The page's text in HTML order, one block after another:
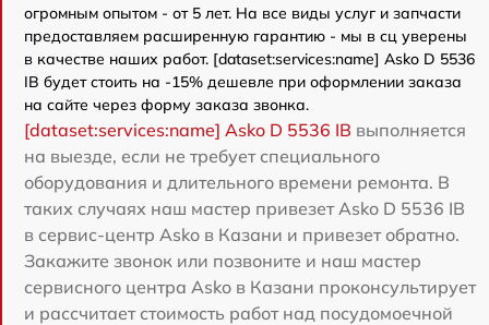
огромным опытом - от 5 лет. На все виды услуг и запчасти
предоставляем расширенную гарантию - мы в сц уверены
в качестве наших работ. [dataset:services:name] Asko D 5536
IB будет стоить на -15% дешевле при оформлении заказа
на сайте через форму заказа звонка.
[dataset:services:name] Asko D 5536 IB выполняется
на выезде, если не требует специального
оборудования и длительного времени ремонта. В
таких случаях наш мастер привезет Asko D 5536 IB
в сервис-центр Asko в Казани и привезет обратно.
Закажите звонок или позвоните и наш мастер
сервисного центра Asko в Казани проконсультирует
и рассчитает стоимость работ над посудомоечной